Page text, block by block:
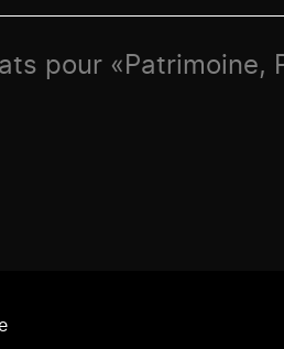
pour «Patrimoine,